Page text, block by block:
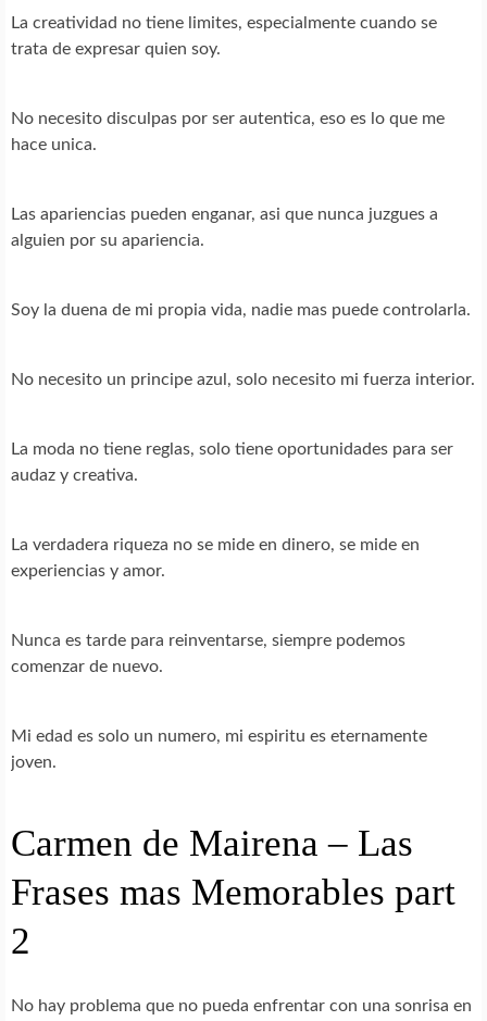
La creatividad no tiene limites, especialmente cuando se
trata de expresar quien soy.
No necesito disculpas por ser autentica, eso es lo que me
hace unica.
Las apariencias pueden enganar, asi que nunca juzgues a
alguien por su apariencia.
Soy la duena de mi propia vida, nadie mas puede controlarla.
No necesito un principe azul, solo necesito mi fuerza interior.
La moda no tiene reglas, solo tiene oportunidades para ser
audaz y creativa.
La verdadera riqueza no se mide en dinero, se mide en
experiencias y amor.
Nunca es tarde para reinventarse, siempre podemos
comenzar de nuevo.
Mi edad es solo un numero, mi espiritu es eternamente
joven.
Carmen de Mairena – Las
Frases mas Memorables part
2
No hay problema que no pueda enfrentar con una sonrisa en